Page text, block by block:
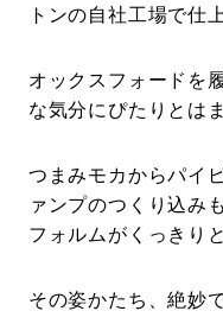
トンの自社工場で仕
オックスフォードを
な気分にぴたりとは
つまみモカからパイ
ァンプのつくり込み
フォルムがくっきり
その姿かたち、絶妙で